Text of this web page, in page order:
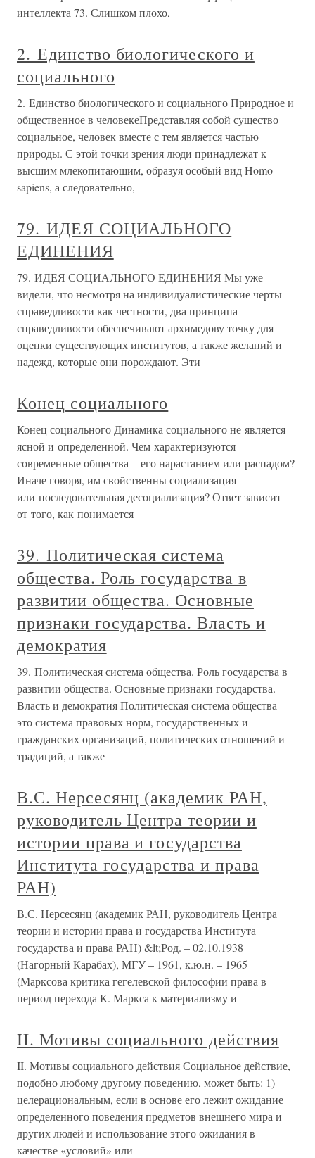
интеллекта 73. Слишком плохо,
2. Единство биологического и
социального
2. Единство биологического и социального Природное и
общественное в человекеПредставляя собой существо
социальное, человек вместе с тем является частью
природы. С этой точки зрения люди принадлежат к
высшим млекопитающим, образуя особый вид Homo
sapiens, а следовательно,
79. ИДЕЯ СОЦИАЛЬНОГО
ЕДИНЕНИЯ
79. ИДЕЯ СОЦИАЛЬНОГО ЕДИНЕНИЯ Мы уже
видели, что несмотря на индивидуалистические черты
справедливости как честности, два принципа
справедливости обеспечивают архимедову точку для
оценки существующих институтов, а также желаний и
надежд, которые они порождают. Эти
Конец социального
Конец социального Динамика социального не является
ясной и определенной. Чем характеризуются
современные общества – его нарастанием или распадом?
Иначе говоря, им свойственны социализация
или последовательная десоциализация? Ответ зависит
от того, как понимается
39. Политическая система
общества. Роль государства в
развитии общества. Основные
признаки государства. Власть и
демократия
39. Политическая система общества. Роль государства в
развитии общества. Основные признаки государства.
Власть и демократия Политическая система общества —
это система правовых норм, государственных и
гражданских организаций, политических отношений и
традиций, а также
В.С. Нерсесянц (академик РАН,
руководитель Центра теории и
истории права и государства
Института государства и права
РАН)
В.С. Нерсесянц (академик РАН, руководитель Центра
теории и истории права и государства Института
государства и права РАН) &lt;Род. – 02.10.1938
(Нагорный Карабах), МГУ – 1961, к.ю.н. – 1965
(Марксова критика гегелевской философии права в
период перехода К. Маркса к материализму и
II. Мотивы социального действия
II. Мотивы социального действия Социальное действие,
подобно любому другому поведению, может быть: 1)
целерациональным, если в основе его лежит ожидание
определенного поведения предметов внешнего мира и
других людей и использование этого ожидания в
качестве «условий» или